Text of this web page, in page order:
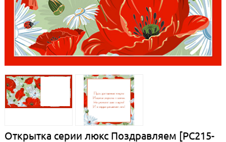
Открытка серии люкс Поздравляем [РС215-